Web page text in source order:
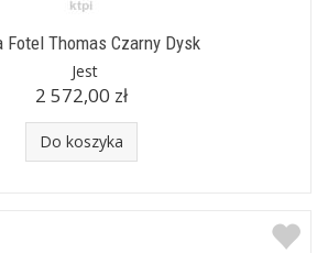
Fotel Thomas Czarny Dysk
Jest
2 572,00 zł
Do koszyka